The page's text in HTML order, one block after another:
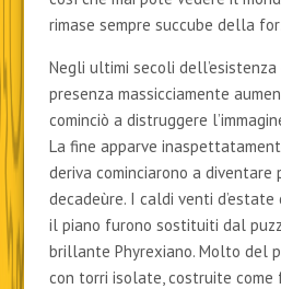
rimase sempre succube della
Negli ultimi secoli
presenza massicciamente
cominciò a distruggere
La fine apparve
deriva cominciarono a diventare
decadeùre. I caldi venti
il piano furono sostituiti dal
brillante Phyrexiano. Molto del
con torri isolate, costruite